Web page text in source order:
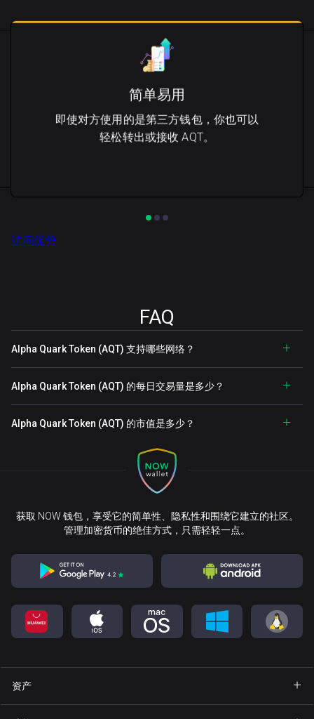
简单易用
即使对方使用的是第三方钱包，你也可以
轻松转出或接收 AQT。
访问优势
FAQ
Alpha Quark Token (AQT) 支持哪些网络？
Alpha Quark Token (AQT) 的每日交易量是多少？
Alpha Quark Token (AQT) 的市值是多少？
获取 NOW 钱包，享受它的简单性、隐私性和围绕它建立的社区。
管理加密货币的绝佳方式，只需轻轻一点。
资产